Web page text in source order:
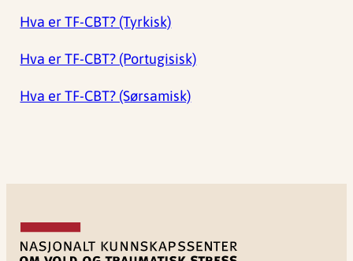
Hva er TF-CBT? (Tyrkisk)
Hva er TF-CBT? (Portugisisk)
Hva er TF-CBT? (Sørsamisk)